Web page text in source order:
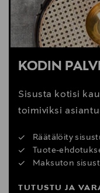
Jalkojen taittuvuus:
Jalkojen putkien
Pikakiinnityslevy: TY-
KODIN
Sisusta kotisi
toimiviksi
Räätälöity
Tuote-
Maksuton
TUTUSTU JA